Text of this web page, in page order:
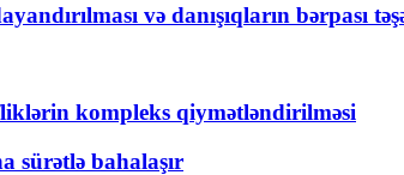
və danışıqların bərpası
kompleks qiymətləndirilməsi
sürətlə bahalaşır